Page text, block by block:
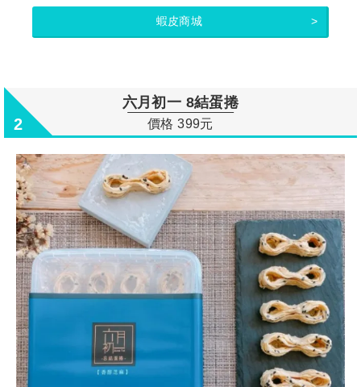
蝦皮商城
2
六月初一 8結蛋捲
價格 399元